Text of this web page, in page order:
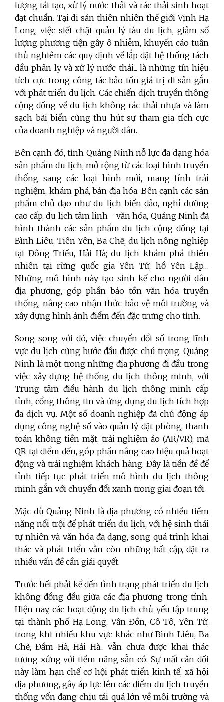
lượng tái tạo, xử lý nước thải và rác thải sinh hoạt
đạt chuẩn. Tại di sản thiên nhiên thế giới Vịnh Hạ
Long, việc siết chặt quản lý tàu du lịch, giảm số
lượng phương tiện gây ô nhiễm, khuyến cáo tuân
thủ nghiêm các quy định về lắp đặt hệ thống tách
dầu phân ly và xử lý nước thải... là những tín hiệu
tích cực trong công tác bảo tồn giá trị di sản gắn
với phát triển du lịch. Các chiến dịch truyền thông
cộng đồng về du lịch không rác thải nhựa và làm
sạch bãi biển cũng thu hút sự tham gia tích cực
của doanh nghiệp và người dân.
Bên cạnh đó, tỉnh Quảng Ninh nỗ lực đa dạng hóa
sản phẩm du lịch, mở rộng từ các loại hình truyền
thống sang các loại hình mới, mang tính trải
nghiệm, khám phá, bản địa hóa. Bên cạnh các sản
phẩm chủ đạo như du lịch biển đảo, nghỉ dưỡng
cao cấp, du lịch tâm linh - văn hóa, Quảng Ninh đã
hình thành các sản phẩm du lịch cộng đồng tại
Bình Liêu, Tiên Yên, Ba Chẽ; du lịch nông nghiệp
tại Đông Triều, Hải Hà; du lịch khám phá thiên
nhiên tại rừng quốc gia Yên Tử, hồ Yên Lập…
Những mô hình này tạo sinh kế cho người dân
địa phương, góp phần bảo tồn văn hóa truyền
thống, nâng cao nhận thức bảo vệ môi trường và
xây dựng hình ảnh điểm đến đặc trưng cho tỉnh.
Song song với đó, việc chuyển đổi số trong lĩnh
vực du lịch cũng bước đầu được chú trọng. Quảng
Ninh là một trong những địa phương đi đầu trong
việc xây dựng hệ thống du lịch thông minh, với
Trung tâm điều hành du lịch thông minh cấp
tỉnh, cổng thông tin và ứng dụng du lịch tích hợp
đa dịch vụ. Một số doanh nghiệp đã chủ động áp
dụng công nghệ số vào quản lý đặt phòng, thanh
toán không tiền mặt, trải nghiệm ảo (AR/VR), mã
QR tại điểm đến, góp phần nâng cao hiệu quả hoạt
động và trải nghiệm khách hàng. Đây là tiền đề để
tỉnh tiếp tục phát triển mô hình du lịch thông
minh gắn với chuyển đổi xanh trong giai đoạn tới.
Mặc dù Quảng Ninh là địa phương có nhiều tiềm
năng nổi trội để phát triển du lịch, với hệ sinh thái
tự nhiên và văn hóa đa dạng, song quá trình khai
thác và phát triển vẫn còn những bất cập, đặt ra
nhiều vấn đề cần giải quyết.
Trước hết phải kể đến tình trạng phát triển du lịch
không đồng đều giữa các địa phương trong tỉnh.
Hiện nay, các hoạt động du lịch chủ yếu tập trung
tại thành phố Hạ Long, Vân Đồn, Cô Tô, Yên Tử,
trong khi nhiều khu vực khác như Bình Liêu, Ba
Chẽ, Đầm Hà, Hải Hà... vẫn chưa được khai thác
tương xứng với tiềm năng sẵn có. Sự mất cân đối
này làm hạn chế cơ hội phát triển kinh tế, xã hội
địa phương, gây áp lực lên các điểm du lịch truyền
thống vốn đang chịu tải quá lớn về môi trường và